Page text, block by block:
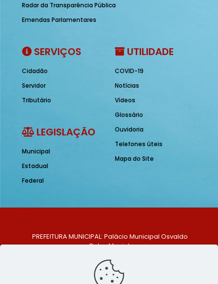
Radar da Transparência Pública
Emendas Parlamentares
SERVIÇOS
Cidadão
Servidor
Tributário
LEGISLAÇÃO
Municipal
Estadual
Federal
UTILIDADE
COVID-19
Notícias
Vídeos
Glossário
Ouvidoria
Telefones úteis
Mapa do Site
PREFEITURA MUNICIPAL: Palácio Municipal Osvaldo
Celso Maciel
Centro, São Bento do Una - PE. CEP: 553370-128
TELEFONE: (81) 99548-1569